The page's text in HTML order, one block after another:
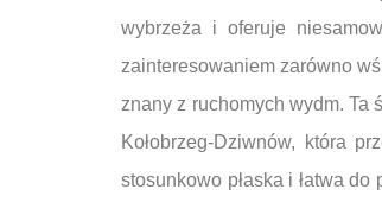
wybrzeża i oferuje
zainteresowaniem zarówno
znany z ruchomych wydm. Ta
Kołobrzeg-Dziwnów, która
stosunkowo płaska i łatwa